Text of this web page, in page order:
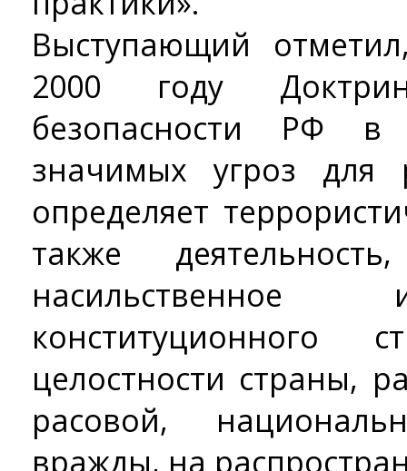
Выступающий
2000 году
безопасности РФ
значимых угроз для
определяет
также
насильственное
целостности страны,
расовой,
вражды, на